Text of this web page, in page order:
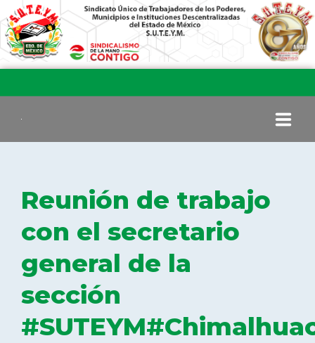
COMITÉ EJECUTIVO
COMISIÓN DE VIGILANCIA
SECCIONES
Reunión de trabajo
con el secretario
general de la
sección